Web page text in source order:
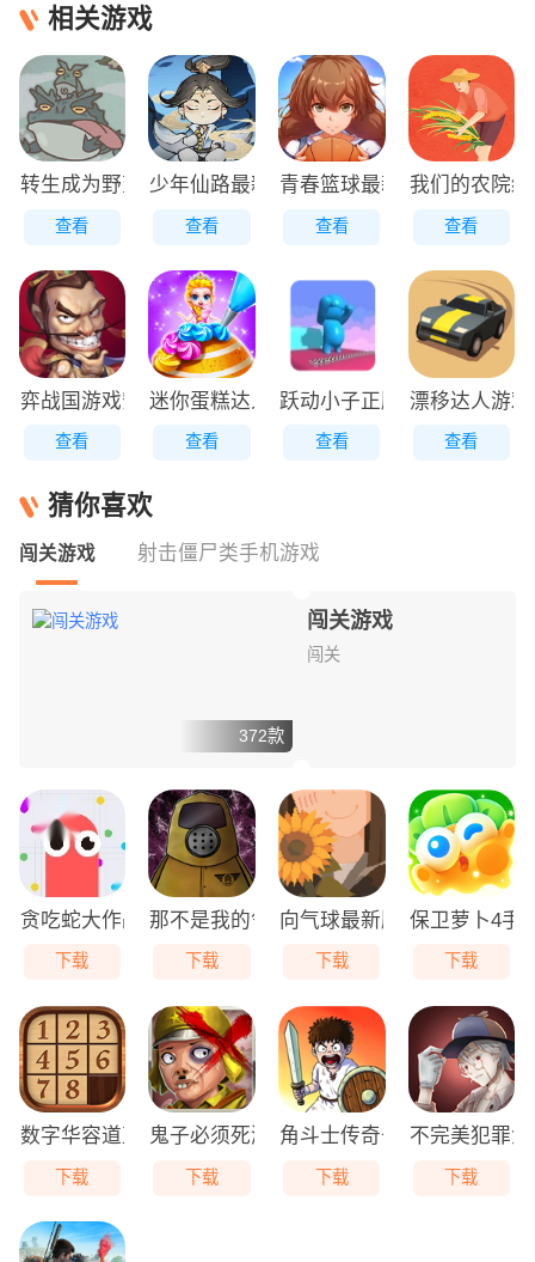
相关游戏
转生成为野蛮人正版
查看
少年仙路最新版
查看
青春篮球最新版
查看
我们的农院
查看
弈战国游戏安装包
查看
迷你蛋糕达人原版
查看
跃动小子正版
查看
漂移达人游
查看
猜你喜欢
闯关游戏 射击僵尸类手机游戏
闯关游戏
闯关
372款
贪吃蛇大作战免费版
下载
那不是我的邻居游戏无广告版
下载
向气球最新版
下载
保卫萝卜4手
下载
数字华容道直装版
下载
鬼子必须死游戏最新版
下载
角斗士传奇去广告版
下载
不完美犯罪
下载